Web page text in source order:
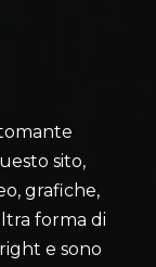
sito,
grafiche,
forma di
e sono